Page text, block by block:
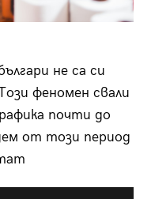
не са си
феномен свали
почти до
от този период